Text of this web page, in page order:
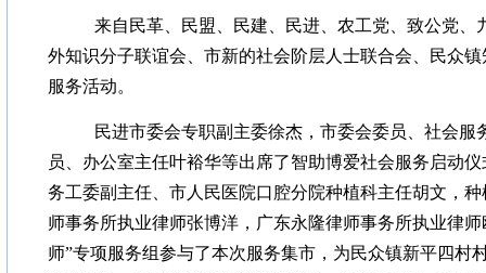
来自民革、民盟、民建、民进、农工党、致公党、
外知识分子联谊会、市新的社会阶层人士联合会、民众
服务活动。
民进市委会专职副主委徐杰，市委会委员、社会服
员、办公室主任叶裕华等出席了智助博爱社会服务启动
务工委副主任、市人民医院口腔分院种植科主任胡文，
师事务所执业律师张博洋，广东永隆律师事务所执业律
师”专项服务组参与了本次服务集市，为民众镇新平四村